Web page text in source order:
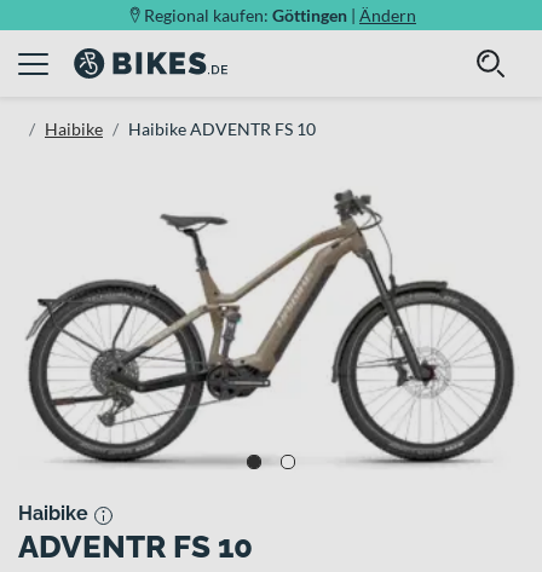
Regional kaufen: Göttingen | Ändern
Haibike Haibike ADVENTR FS 10
Haibike
ADVENTR FS 10